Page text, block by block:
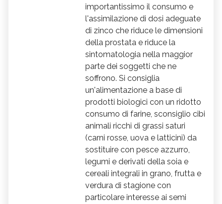
importantissimo il consumo e
l'assimilazione di dosi adeguate
di zinco che riduce le dimensioni
della prostata e riduce la
sintomatologia nella maggior
parte dei soggetti che ne
soffrono. Si consiglia
un'alimentazione a base di
prodotti biologici con un ridotto
consumo di farine, sconsiglio cibi
animali ricchi di grassi saturi
(carni rosse, uova e latticini) da
sostituire con pesce azzurro,
legumi e derivati della soia e
cereali integrali in grano, frutta e
verdura di stagione con
particolare interesse ai semi